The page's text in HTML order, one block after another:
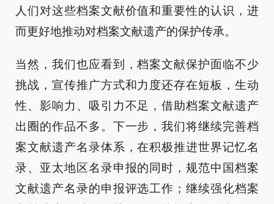
人们对这些档案文献价值和重要性的认识，进
而更好地推动对档案文献遗产的保护传承。
当然，我们也应看到，档案文献保护面临不少
挑战，宣传推广方式和力度还存在短板，生动
性、影响力、吸引力不足，借助档案文献遗产
出圈的作品不多。下一步，我们将继续完善档
案文献遗产名录体系，在积极推进世界记忆名
录、亚太地区名录申报的同时，规范中国档案
文献遗产名录的申报评选工作；继续强化档案